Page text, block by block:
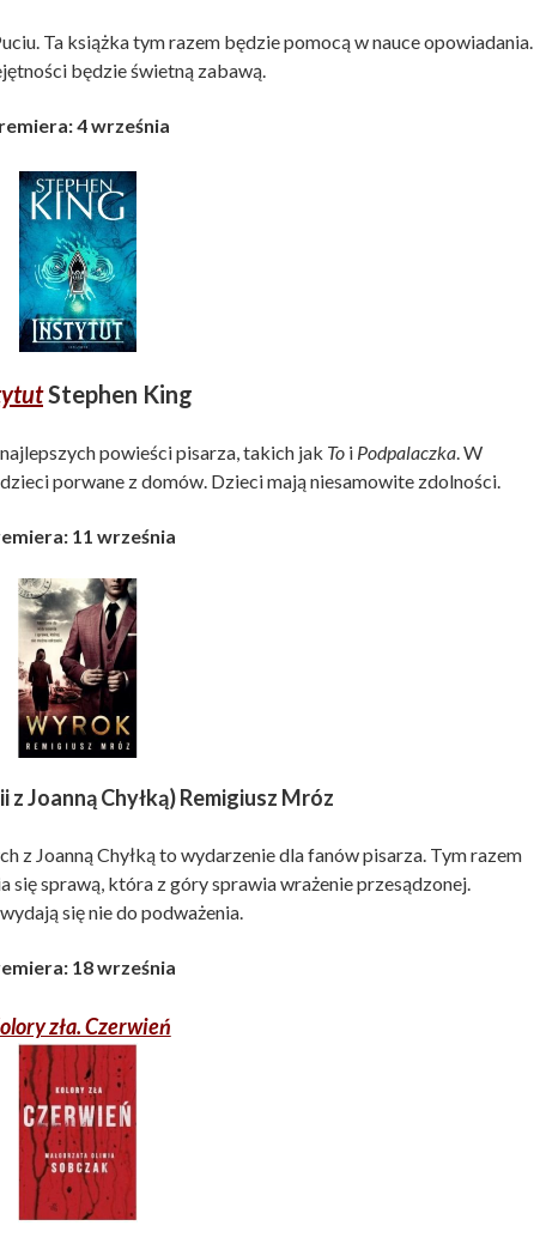
Ta książka tym razem będzie pomocą w nauce opowiadania.
będzie świetną zabawą.
4 września
Stephen King
powieści pisarza, takich jak To i Podpalaczka. W
porwane z domów. Dzieci mają niesamowite zdolności.
11 września
z Joanną Chyłką) Remigiusz Mróz
z Joanną Chyłką to wydarzenie dla fanów pisarza. Tym razem
się sprawą, która z góry sprawia wrażenie przesądzonej.
się nie do podważenia.
18 września
zła. Czerwień